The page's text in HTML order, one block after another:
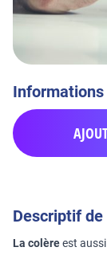
Informations
Descriptif
La colèreest